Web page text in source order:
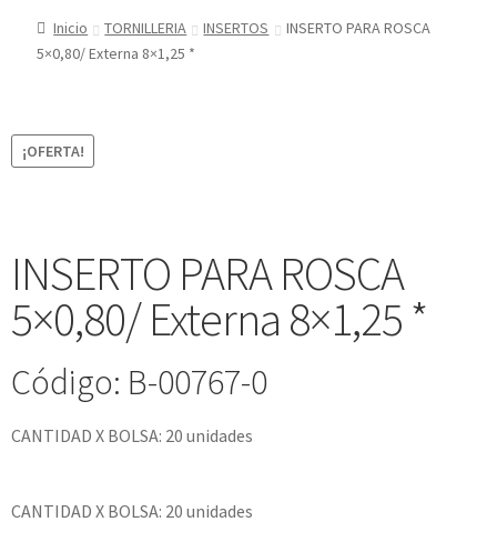
Inicio TORNILLERIA INSERTOS
INSERTO PARA ROSCA
5×0,80/ Externa 8×1,25 *
¡OFERTA!
INSERTO PARA ROSCA
5×0,80/ Externa 8×1,25 *
Código: B-00767-0
CANTIDAD X BOLSA: 20 unidades
CANTIDAD X BOLSA: 20 unidades